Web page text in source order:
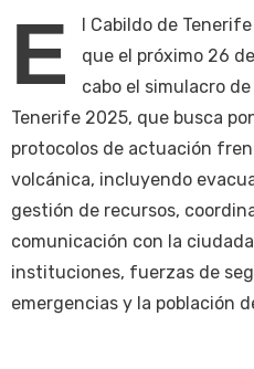
E
l Cabildo de
que el próximo 26
cabo el simulacro de
Tenerife 2025, que busca
protocolos de actuación
volcánica, incluyendo
gestión de recursos,
comunicación con la
instituciones, fuerzas de
emergencias y la población